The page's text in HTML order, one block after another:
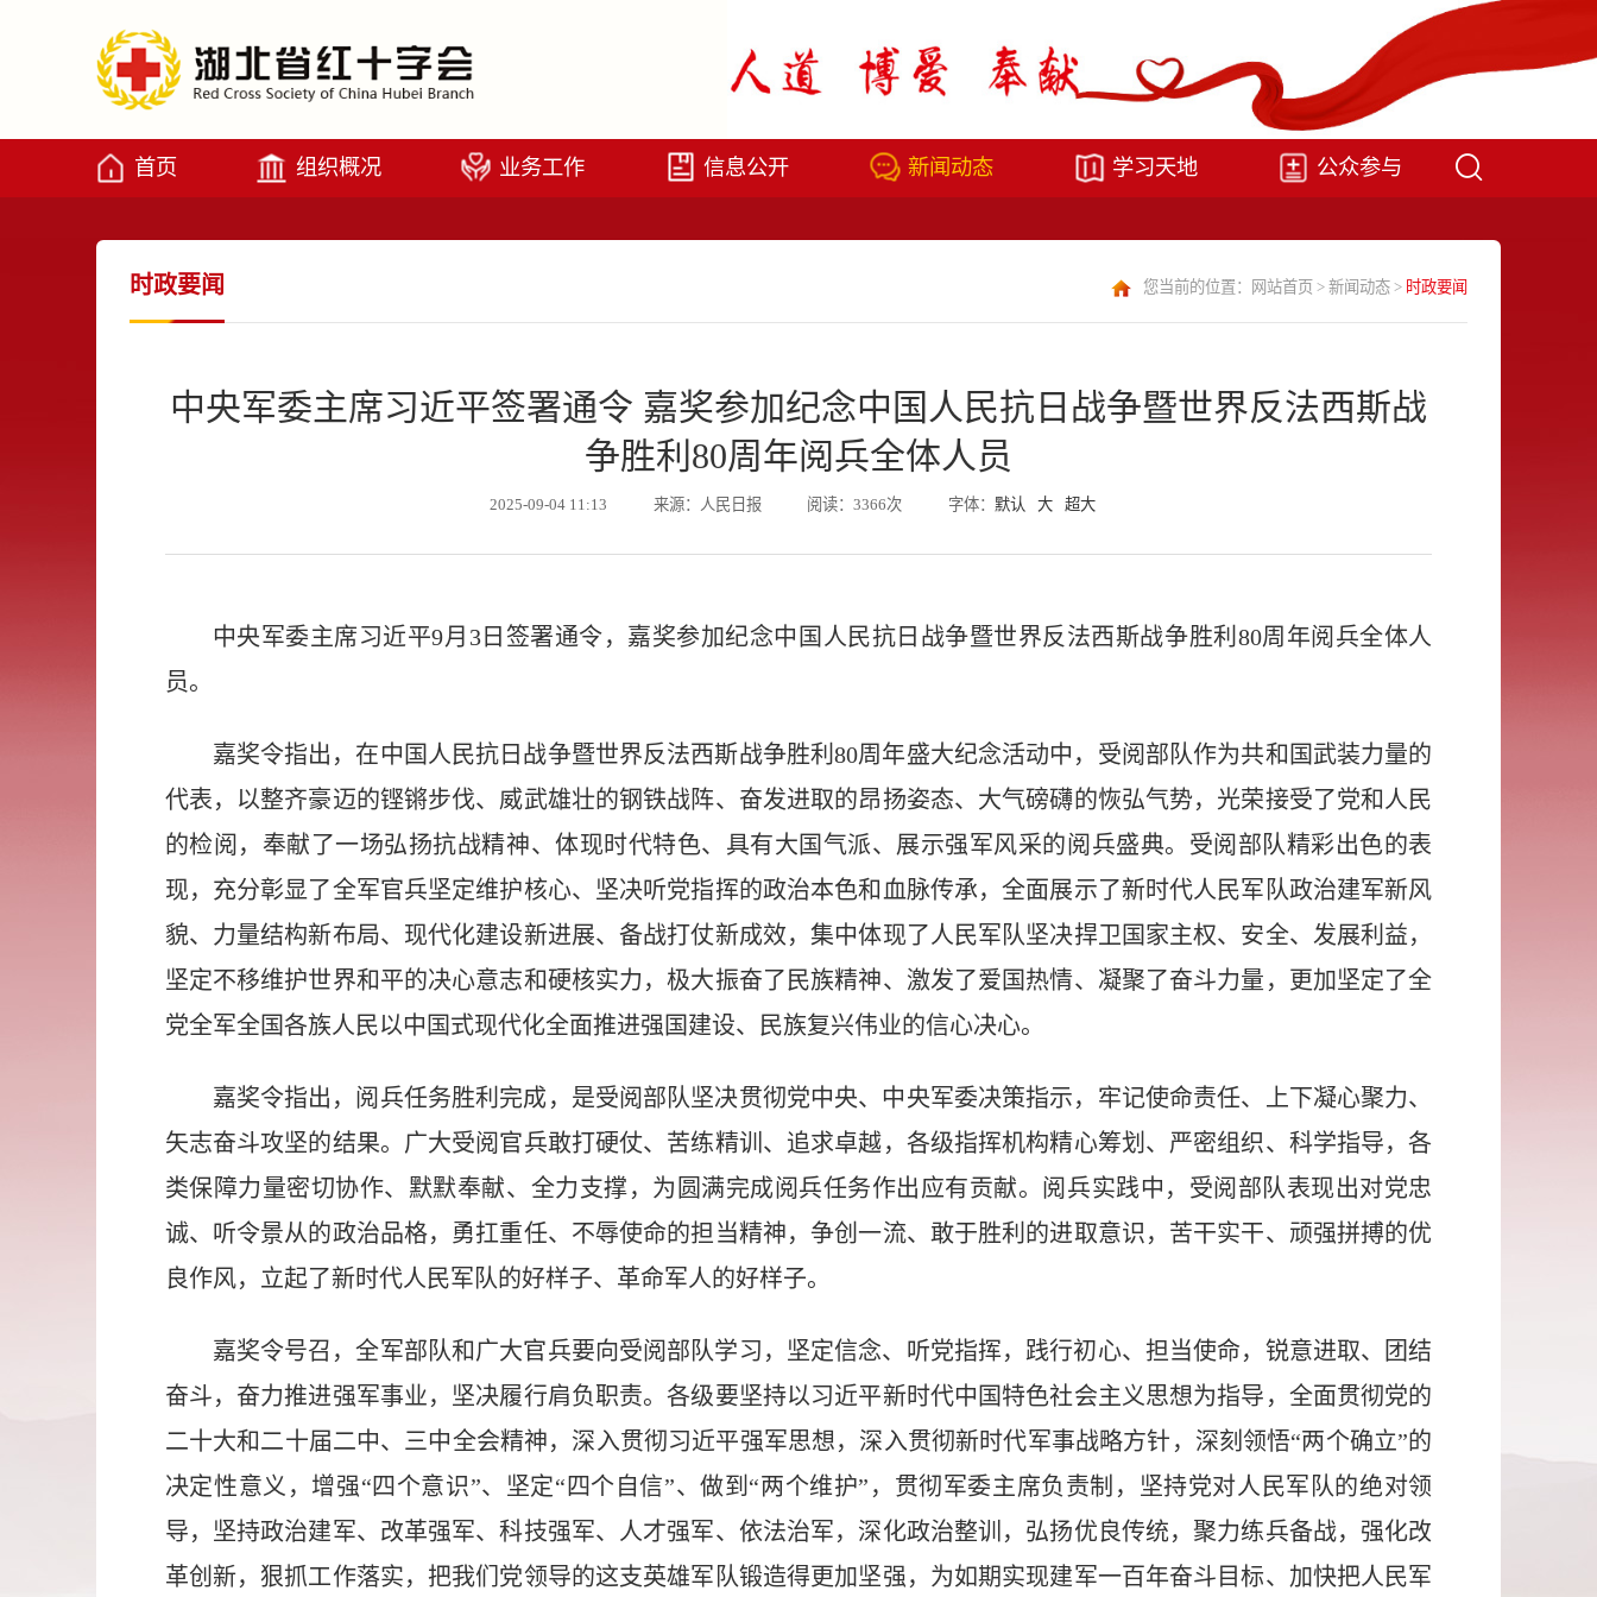
首页 组织概况 业务工作 信息公开 新闻动态 学习天地 公众参与
时政要闻 您当前的位置： 网站首页 >新闻动态 > 时政要闻
中央军委主席习近平签署通令 嘉奖参加纪念中国人民抗日战争暨世界反法西斯战
争胜利80周年阅兵全体人员
2025-09-04 11:13 来源：人民日报 阅读：3366次 字体： 默认 大 超大
中央军委主席习近平9月3日签署通令，嘉奖参加纪念中国人民抗日战争暨世界反法西斯战争胜利80周年阅兵全体人
员。
嘉奖令指出，在中国人民抗日战争暨世界反法西斯战争胜利80周年盛大纪念活动中，受阅部队作为共和国武装力量的
代表，以整齐豪迈的铿锵步伐、威武雄壮的钢铁战阵、奋发进取的昂扬姿态、大气磅礴的恢弘气势，光荣接受了党和人民
的检阅，奉献了一场弘扬抗战精神、体现时代特色、具有大国气派、展示强军风采的阅兵盛典。受阅部队精彩出色的表
现，充分彰显了全军官兵坚定维护核心、坚决听党指挥的政治本色和血脉传承，全面展示了新时代人民军队政治建军新风
貌、力量结构新布局、现代化建设新进展、备战打仗新成效，集中体现了人民军队坚决捍卫国家主权、安全、发展利益，
坚定不移维护世界和平的决心意志和硬核实力，极大振奋了民族精神、激发了爱国热情、凝聚了奋斗力量，更加坚定了全
党全军全国各族人民以中国式现代化全面推进强国建设、民族复兴伟业的信心决心。
嘉奖令指出，阅兵任务胜利完成，是受阅部队坚决贯彻党中央、中央军委决策指示，牢记使命责任、上下凝心聚力、
矢志奋斗攻坚的结果。广大受阅官兵敢打硬仗、苦练精训、追求卓越，各级指挥机构精心筹划、严密组织、科学指导，各
类保障力量密切协作、默默奉献、全力支撑，为圆满完成阅兵任务作出应有贡献。阅兵实践中，受阅部队表现出对党忠
诚、听令景从的政治品格，勇扛重任、不辱使命的担当精神，争创一流、敢于胜利的进取意识，苦干实干、顽强拼搏的优
良作风，立起了新时代人民军队的好样子、革命军人的好样子。
嘉奖令号召，全军部队和广大官兵要向受阅部队学习，坚定信念、听党指挥，践行初心、担当使命，锐意进取、团结
奋斗，奋力推进强军事业，坚决履行肩负职责。各级要坚持以习近平新时代中国特色社会主义思想为指导，全面贯彻党的
二十大和二十届二中、三中全会精神，深入贯彻习近平强军思想，深入贯彻新时代军事战略方针，深刻领悟“两个确立”的
决定性意义，增强“四个意识”、坚定“四个自信”、做到“两个维护”，贯彻军委主席负责制，坚持党对人民军队的绝对领
导，坚持政治建军、改革强军、科技强军、人才强军、依法治军，深化政治整训，弘扬优良传统，聚力练兵备战，强化改
革创新，狠抓工作落实，把我们党领导的这支英雄军队锻造得更加坚强，为如期实现建军一百年奋斗目标、加快把人民军